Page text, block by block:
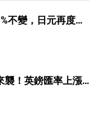
不變，日元再度走
/美元、英鎊/美
分析
襲！英鎊匯率上漲